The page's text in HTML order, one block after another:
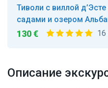
Описание
Тиволи с виллой
садами и озером
130 €